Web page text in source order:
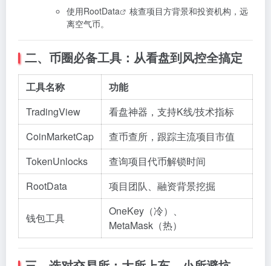
使用RootData
核查项目方背景和投资机构，远
离空气币。
二、币圈必备工具：从看盘到风控全搞定
工具名称
功能
TradingView
看盘神器，支持K线/技术指标
CoinMarketCap
查币查所，跟踪主流项目市值
TokenUnlocks
查询项目代币解锁时间
RootData
项目团队、融资背景挖掘
钱包工具
OneKey（冷）、
MetaMask（热）